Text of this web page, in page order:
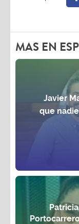
MAS EN
Javier
que
Patricia